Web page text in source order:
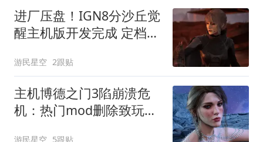
进厂压盘！IGN8分沙丘觉
醒主机版开发完成 定档
游民星空 2跟贴
主机博德之门3陷崩溃危
机：热门mod删除致玩家
游民星空 5跟贴